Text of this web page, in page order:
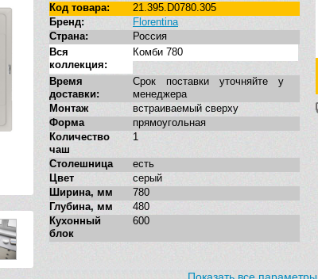
Код товара:
21.395.D0780.305
Бренд:
Florentina
Страна:
Россия
Вся
коллекция:
Комби 780
Время
доставки:
Срок поставки уточняйте у
менеджера
Монтаж
встраиваемый сверху
Форма
прямоугольная
Количество
чаш
1
Столешница
есть
Цвет
серый
Ширина, мм
780
Глубина, мм
480
Кухонный
блок
600